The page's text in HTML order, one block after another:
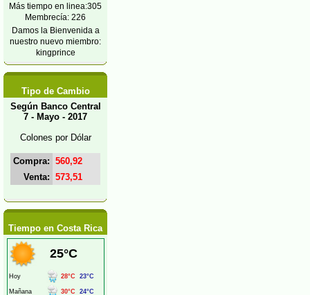
Más tiempo en linea:305
Membrecía: 226
Damos la Bienvenida a
nuestro nuevo miembro:
kingprince
Tipo de Cambio
Según Banco Central
7 - Mayo - 2017
Colones por Dólar
Compra: 560,92
Venta: 573,51
Tiempo en Costa Rica